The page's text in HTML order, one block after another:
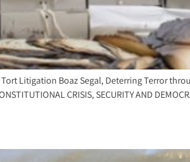
Litigation Boaz Segal, Deterring Terror
CRISIS, SECURITY AND